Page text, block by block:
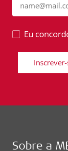
Eu
Sobre a